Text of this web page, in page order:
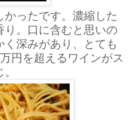
ったです。濃縮した
り。口に含むと思いの
深みがあり、とても
円を超えるワインがス